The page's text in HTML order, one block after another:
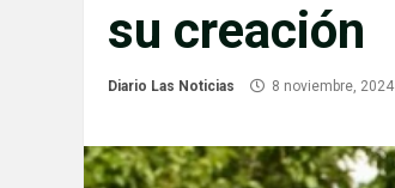
su creación
Diario Las Noticias 8 noviembre, 2024